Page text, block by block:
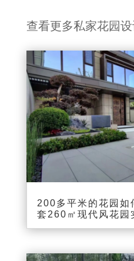
查看更多私家花园
200多平米的花园如
套260㎡现代风花园